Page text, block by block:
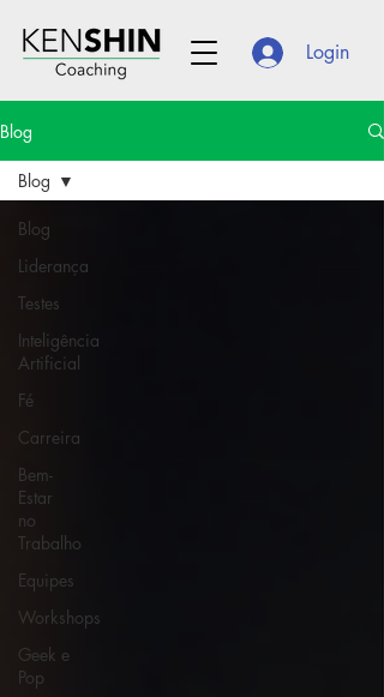
Login
Blog
Blog
Liderança
Testes
Inteligência
Artificial
Fé
Carreira
Bem-
Estar
no
Trabalho
Equipes
Workshops
Geek e
Pop
Blog